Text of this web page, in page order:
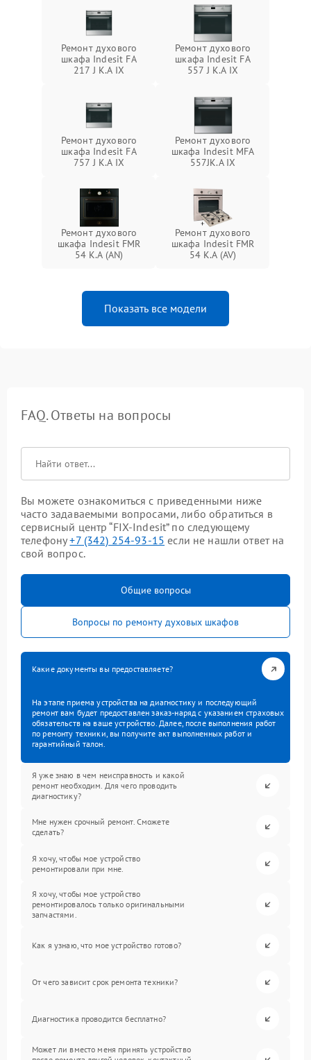
Ремонт духового
шкафа Indesit FA
217 J K.A IX
Ремонт духового
шкафа Indesit FA
557 J K.A IX
Ремонт духового
шкафа Indesit FA
757 J K.A IX
Ремонт духового
шкафа Indesit MFA
557JK.A IX
Ремонт духового
шкафа Indesit FMR
54 K.A (AN)
Ремонт духового
шкафа Indesit FMR
54 K.A (AV)
Показать все модели
FAQ. Ответы на вопросы
Вы можете ознакомиться с приведенными ниже
часто задаваемыми вопросами, либо обратиться в
сервисный центр “FIX-Indesit” по следующему
телефону+7 (342) 254-93-15 если не нашли ответ на
свой вопрос.
Общие вопросы
Вопросы по ремонту духовых шкафов
Какие документы вы предоставляете?
На этапе приема устройства на диагностику и последующий
ремонт вам будет предоставлен заказ-наряд с указанием страховых
обязательств на ваше устройство. Далее, после выполнения работ
по ремонту техники, вы получите акт выполненных работ и
гарантийный талон.
Я уже знаю в чем неисправность и какой
ремонт необходим. Для чего проводить
диагностику?
Мне нужен срочный ремонт. Сможете
сделать?
Я хочу, чтобы мое устройство
ремонтировали при мне.
Я хочу, чтобы мое устройство
ремонтировалось только оригинальными
запчастями.
Как я узнаю, что мое устройство готово?
От чего зависит срок ремонта техники?
Диагностика проводится бесплатно?
Может ли вместо меня принять устройство